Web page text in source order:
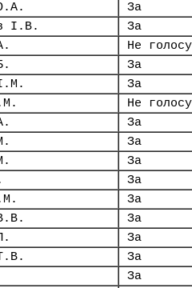
За
І.В.
За
Не
За
За
Не
За
За
За
За
За
За
За
За
За